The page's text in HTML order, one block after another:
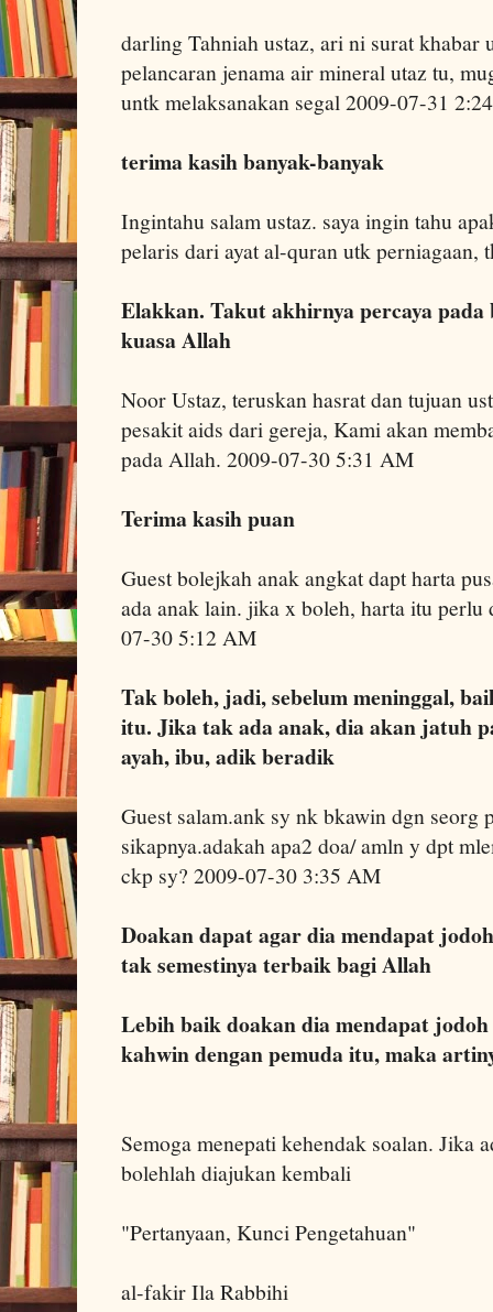
darling Tahniah ustaz, ari ni surat khabar
pelancaran jenama air mineral utaz tu,
untk melaksanakan segal 2009-07-31
terima kasih banyak-banyak
Ingintahu salam ustaz. saya ingin tahu
pelaris dari ayat al-quran utk perniagaan,
Elakkan. Takut akhirnya percaya
kuasa Allah
Noor Ustaz, teruskan hasrat dan tujuan
pesakit aids dari gereja, Kami akan
pada Allah. 2009-07-30 5:31 AM
Terima kasih puan
Guest bolejkah anak angkat dapt harta
ada anak lain. jika x boleh, harta itu perlu
07-30 5:12 AM
Tak boleh, jadi, sebelum meninggal,
itu. Jika tak ada anak, dia akan jatuh
ayah, ibu, adik beradik
Guest salam.ank sy nk bkawin dgn seorg
sikapnya.adakah apa2 doa/ amln y dpt
ckp sy? 2009-07-30 3:35 AM
Doakan dapat agar dia mendapat
tak semestinya terbaik bagi Allah
Lebih baik doakan dia mendapat
kahwin dengan pemuda itu, maka
Semoga menepati kehendak soalan. Jika
bolehlah diajukan kembali
"Pertanyaan, Kunci Pengetahuan"
al-fakir Ila Rabbihi